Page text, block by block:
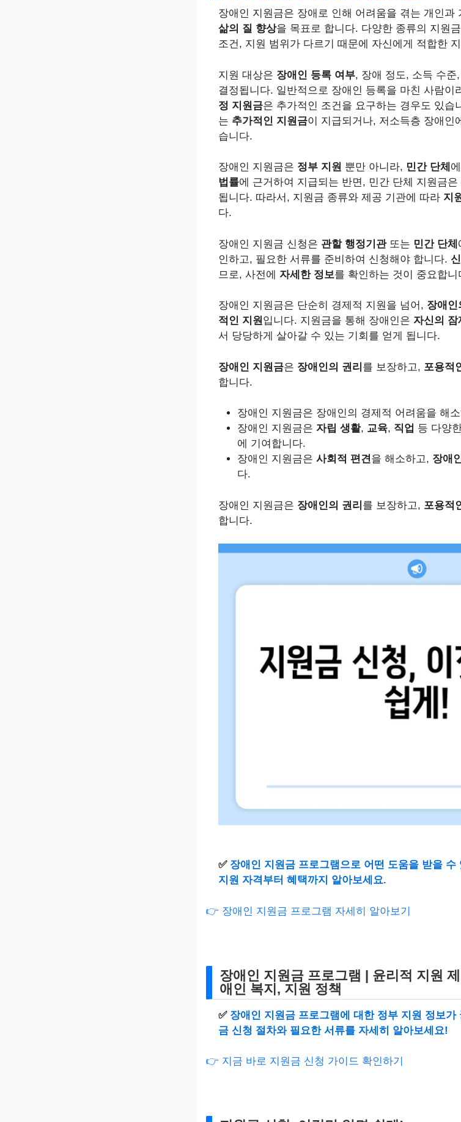
장애인 지원금은 장애로 인해 어려움을 겪는 개인과
삶의 질 향상을 목표로 합니다. 다양한 종류의 지원
조건, 지원 범위가 다르기 때문에 자신에게 적합한
지원 대상은 장애인 등록 여부, 장애 정도, 소득 수
결정됩니다. 일반적으로 장애인 등록을 마친 사람이
정 지원금은 추가적인 조건을 요구하는 경우도 있습
는 추가적인 지원금이 지급되거나, 저소득층 장애인
습니다.
장애인 지원금은 정부 지원 뿐만 아니라, 민간 단체
법률에 근거하여 지급되는 반면, 민간 단체 지원금은
됩니다. 따라서, 지원금 종류와 제공 기관에 따라 지
다.
장애인 지원금 신청은 관할 행정기관또는 민간 단체
인하고, 필요한 서류를 준비하여 신청해야 합니다.
므로, 사전에 자세한 정보를 확인하는 것이 중요합니
장애인 지원금은 단순히 경제적 지원을 넘어, 장애인
적인 지원입니다. 지원금을 통해 장애인은 자신의 잠
서 당당하게 살아갈 수 있는 기회를 얻게 됩니다.
장애인 지원금은 장애인의 권리 를 보장하고, 포용적
합니다.
장애인 지원금은 장애인의 경제적 어려움을 해
장애인 지원금은 자립 생활, 교육, 직업 등 다양
에 기여합니다.
장애인 지원금은 사회적 편견을 해소하고, 장애
다.
장애인 지원금은 장애인의 권리 를 보장하고, 포용적
합니다.
✅ 장애인 지원금 프로그램으로 어떤 도움을 받을
지원 자격부터 혜택까지 알아보세요.
👉 장애인 지원금 프로그램 자세히 알아보기
장애인 지원금 프로그램 | 윤리적 지원
애인 복지, 지원 정책
✅ 장애인 지원금 프로그램에 대한 정부 지원 정보
금 신청 절차와 필요한 서류를 자세히 알아보세요!
👉 지금 바로 지원금 신청 가이드 확인하기